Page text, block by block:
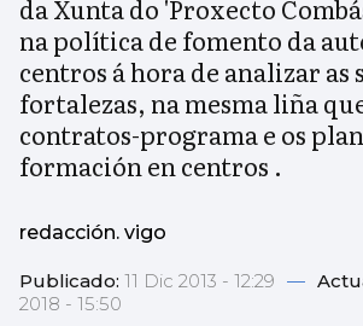
da Xunta do 'Proxecto
na política de fomento da
centros á hora de analizar as
fortalezas, na mesma liña
contratos-programa e os
formación en centros .
redacción. vigo
Publicado: 11 Dic 2013 - 12:29 —
2018 - 15:50